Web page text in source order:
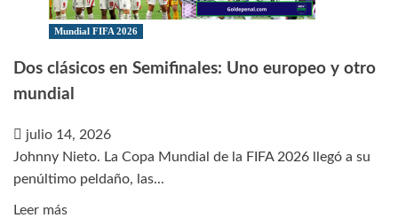
política
y
fútbol
no
Mundial FIFA 2026
Dos clásicos en Semifinales: Uno europeo y otro
mundial
julio 14, 2026
Johnny Nieto. La Copa Mundial de la FIFA 2026 llegó a su
penúltimo peldaño, las...
Leer másLeer